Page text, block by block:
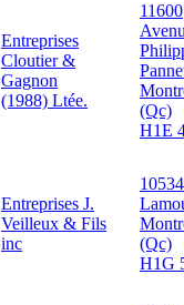
Entreprises
Cloutier &
Gagnon
(1988) Ltée.
11600
(Qc)
H1E
Entreprises J.
Veilleux & Fils
inc
(Qc)
H1G